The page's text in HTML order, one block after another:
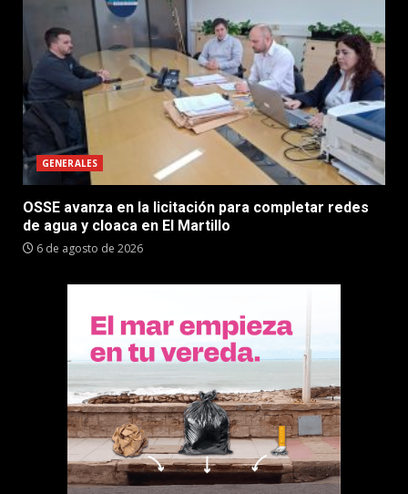
GENERALES
OSSE avanza en la licitación para completar redes
de agua y cloaca en El Martillo
6 de agosto de 2026